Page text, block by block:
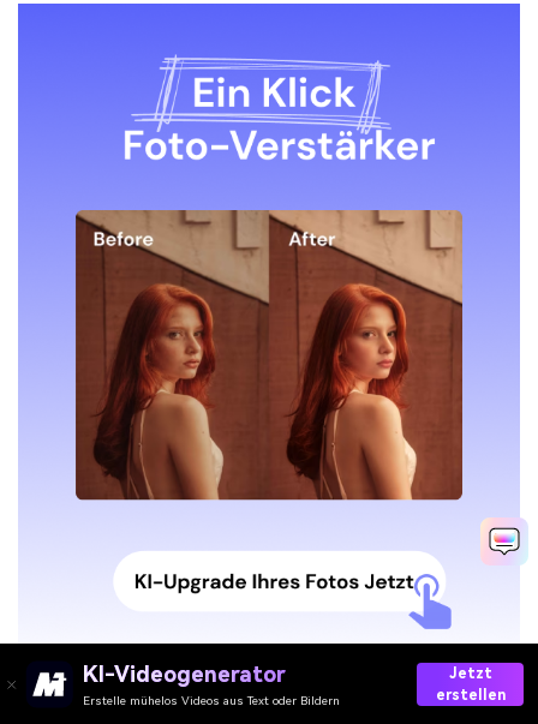
KI-Videogenerator
Erstelle mühelos Videos aus Text oder Bildern
Jetzt
erstellen